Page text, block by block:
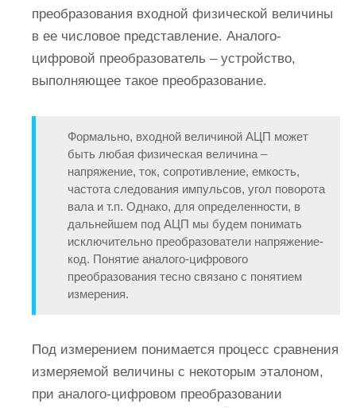
преобразования входной физической величины
в ее числовое представление. Аналого-
цифровой преобразователь – устройство,
выполняющее такое преобразование.
Формально, входной величиной АЦП может
быть любая физическая величина –
напряжение, ток, сопротивление, емкость,
частота следования импульсов, угол поворота
вала и т.п. Однако, для определенности, в
дальнейшем под АЦП мы будем понимать
исключительно преобразователи напряжение-
код. Понятие аналого-цифрового
преобразования тесно связано с понятием
измерения.
Под измерением понимается процесс сравнения
измеряемой величины с некоторым эталоном,
при аналого-цифровом преобразовании